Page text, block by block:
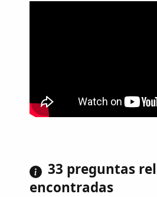
33 preguntas
encontradas